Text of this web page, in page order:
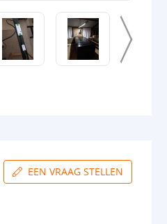
EEN VRAAG STELLEN